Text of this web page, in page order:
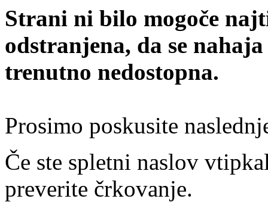
Strani ni bilo mogoče
odstranjena, da se
trenutno nedostopna.
Prosimo poskusite
Če ste spletni naslov
preverite črkovanje.